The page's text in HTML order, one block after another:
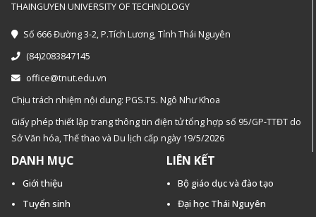
THAINGUYEN UNIVERSITY OF TECHNOLOGY
Số 666 Đường 3-2, P.Tích Lương, Tỉnh Thái Nguyên
(84)2083847145
office@tnut.edu.vn
Chịu trách nhiệm nội dung: PGS.TS. Ngô Như Khoa
Giấy phép thiết lập trang thông tin điện tử tổng hợp số 95/GP-TTĐT do
Sở Văn hóa, Thế thao và Du lịch cấp ngày 19/5/2026
DANH MỤC
Giới thiệu
Tuyển sinh
LIÊN KẾT
Bộ giáo dục và đào tạo
Đại học Thái Nguyên